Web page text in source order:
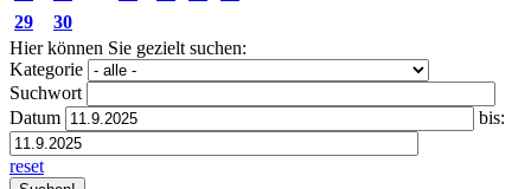
29
30
Hier können Sie gezielt suchen:
Kategorie
Suchwort
Datum
bis:
reset